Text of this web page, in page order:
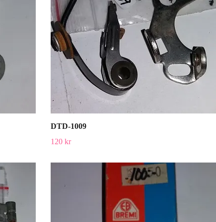
DTD-1009
120 kr